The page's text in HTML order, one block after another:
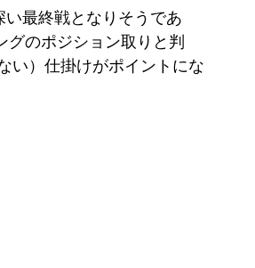
最終戦となりそうであ
グのポジション取りと判
い）仕掛けがポイントにな